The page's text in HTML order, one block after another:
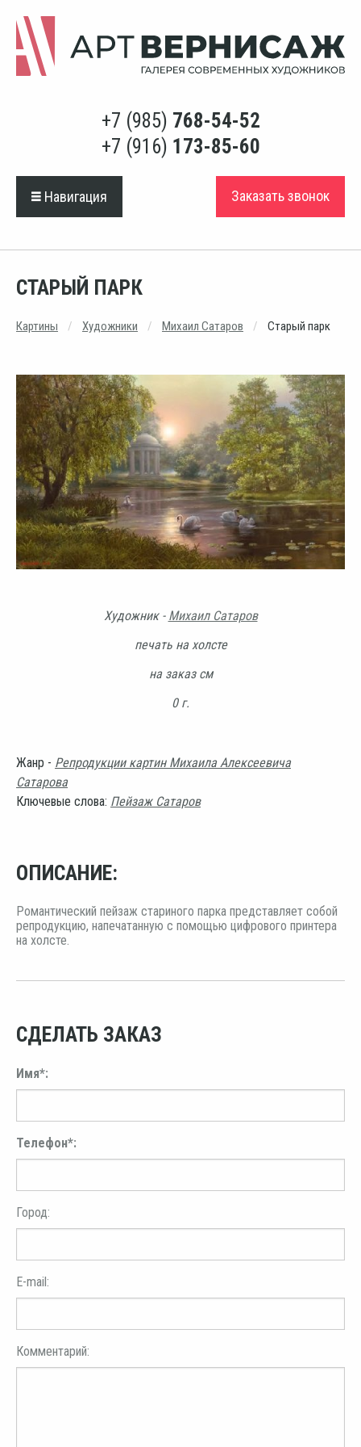
+7 (985) 768-54-52
+7 (916) 173-85-60
Навигация Заказать звонок
СТАРЫЙ ПАРК
Картины Художники Михаил Сатаров Старый парк
Художник - Михаил Сатаров
печать на холсте
на заказ см
0 г.
Жанр - Репродукции картин Михаила Алексеевича
Сатарова
Ключевые слова: Пейзаж Сатаров
ОПИСАНИЕ:
Романтический пейзаж стариного парка представляет собой
репродукцию, напечатанную с помощью цифрового принтера
на холсте.
СДЕЛАТЬ ЗАКАЗ
Имя*:
Телефон*:
Город:
E-mail:
Комментарий: